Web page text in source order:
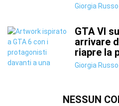
Giorgia Russo
GTA VI
arrivare
riapre la
Giorgia Russo
NESSUN